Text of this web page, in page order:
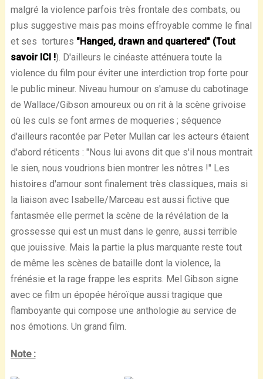
malgré la violence parfois très frontale des combats, ou
plus suggestive mais pas moins effroyable comme le final
et ses tortures "Hanged, drawn and quartered" (Tout
savoir ICI !). D'ailleurs le cinéaste atténuera toute la
violence du film pour éviter une interdiction trop forte pour
le public mineur. Niveau humour on s'amuse du cabotinage
de Wallace/Gibson amoureux ou on rit à la scène grivoise
où les culs se font armes de moqueries ; séquence
d'ailleurs racontée par Peter Mullan car les acteurs étaient
d'abord réticents : "Nous lui avons dit que s'il nous montrait
le sien, nous voudrions bien montrer les nôtres !" Les
histoires d'amour sont finalement très classiques, mais si
la liaison avec Isabelle/Marceau est aussi fictive que
fantasmée elle permet la scène de la révélation de la
grossesse qui est un must dans le genre, aussi terrible
que jouissive. Mais la partie la plus marquante reste tout
de même les scènes de bataille dont la violence, la
frénésie et la rage frappe les esprits. Mel Gibson signe
avec ce film un épopée héroïque aussi tragique que
flamboyante qui compose une anthologie au service de
nos émotions. Un grand film.
Note :